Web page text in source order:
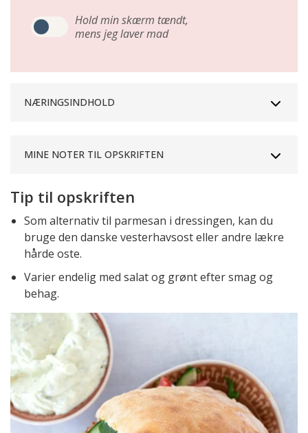
Hold min skærm tændt,
mens jeg laver mad
NÆRINGSINDHOLD
MINE NOTER TIL OPSKRIFTEN
Tip til opskriften
Som alternativ til parmesan i dressingen, kan du
bruge den danske vesterhavsost eller andre lækre
hårde oste.
Varier endelig med salat og grønt efter smag og
behag.